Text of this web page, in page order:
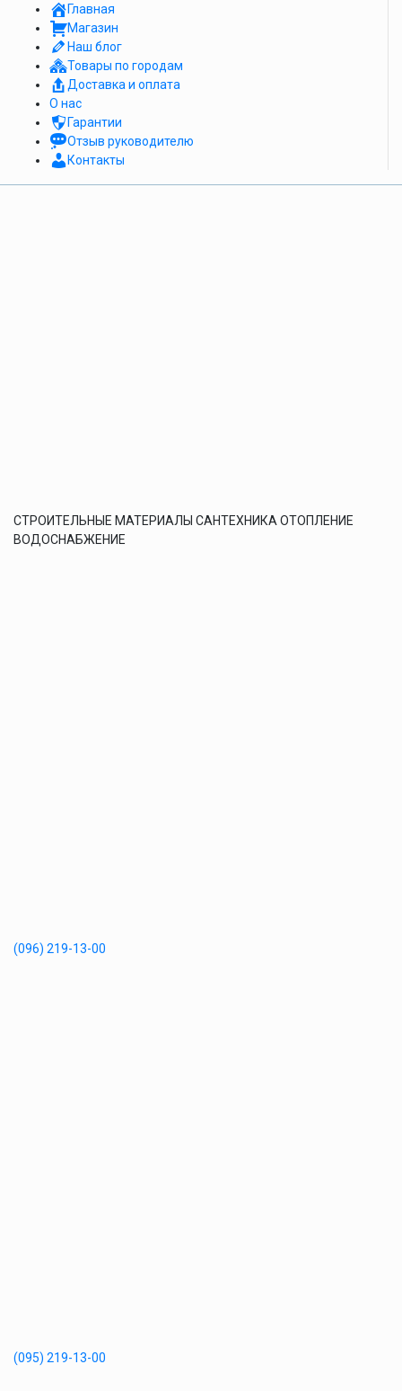
Главная
Магазин
Наш блог
Товары по городам
Доставка и оплата
О нас
Гарантии
Отзыв руководителю
Контакты
СТРОИТЕЛЬНЫЕ МАТЕРИАЛЫ САНТЕХНИКА ОТОПЛЕНИЕ
ВОДОСНАБЖЕНИЕ
(096) 219-13-00
(095) 219-13-00